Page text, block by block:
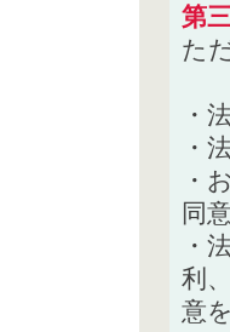
第
た
・
・
・
同
・
利
意